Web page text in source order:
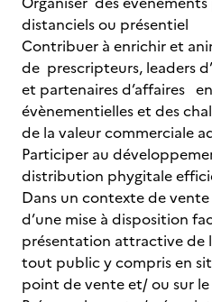
distanciels ou présentiel
Contribuer à enrichir et
de prescripteurs, leaders
et partenaires d’affaires
évènementielles et des
de la valeur commerciale
Participer au
distribution phygitale
Dans un contexte de vente
d’une mise à disposition
présentation attractive de
tout public y compris en
point de vente et/ ou sur